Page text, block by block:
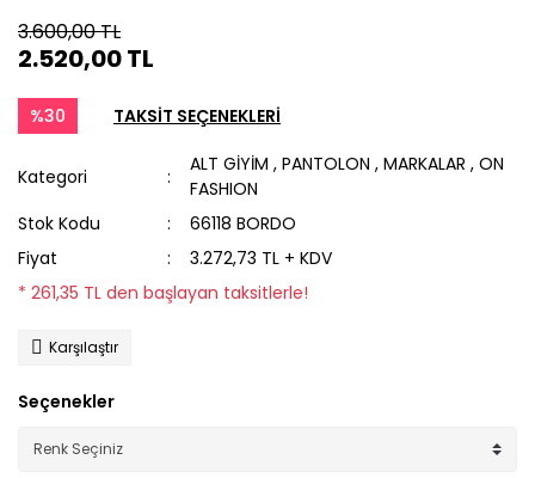
3.600,00 TL
2.520,00 TL
%30 TAKSİT SEÇENEKLERİ
Kategori
ALT GİYİM ,PANTOLON ,MARKALAR ,ON
FASHION
Stok Kodu
66118 BORDO
Fiyat
3.272,73 TL + KDV
* 261,35 TL den başlayan taksitlerle!
Karşılaştır
Seçenekler